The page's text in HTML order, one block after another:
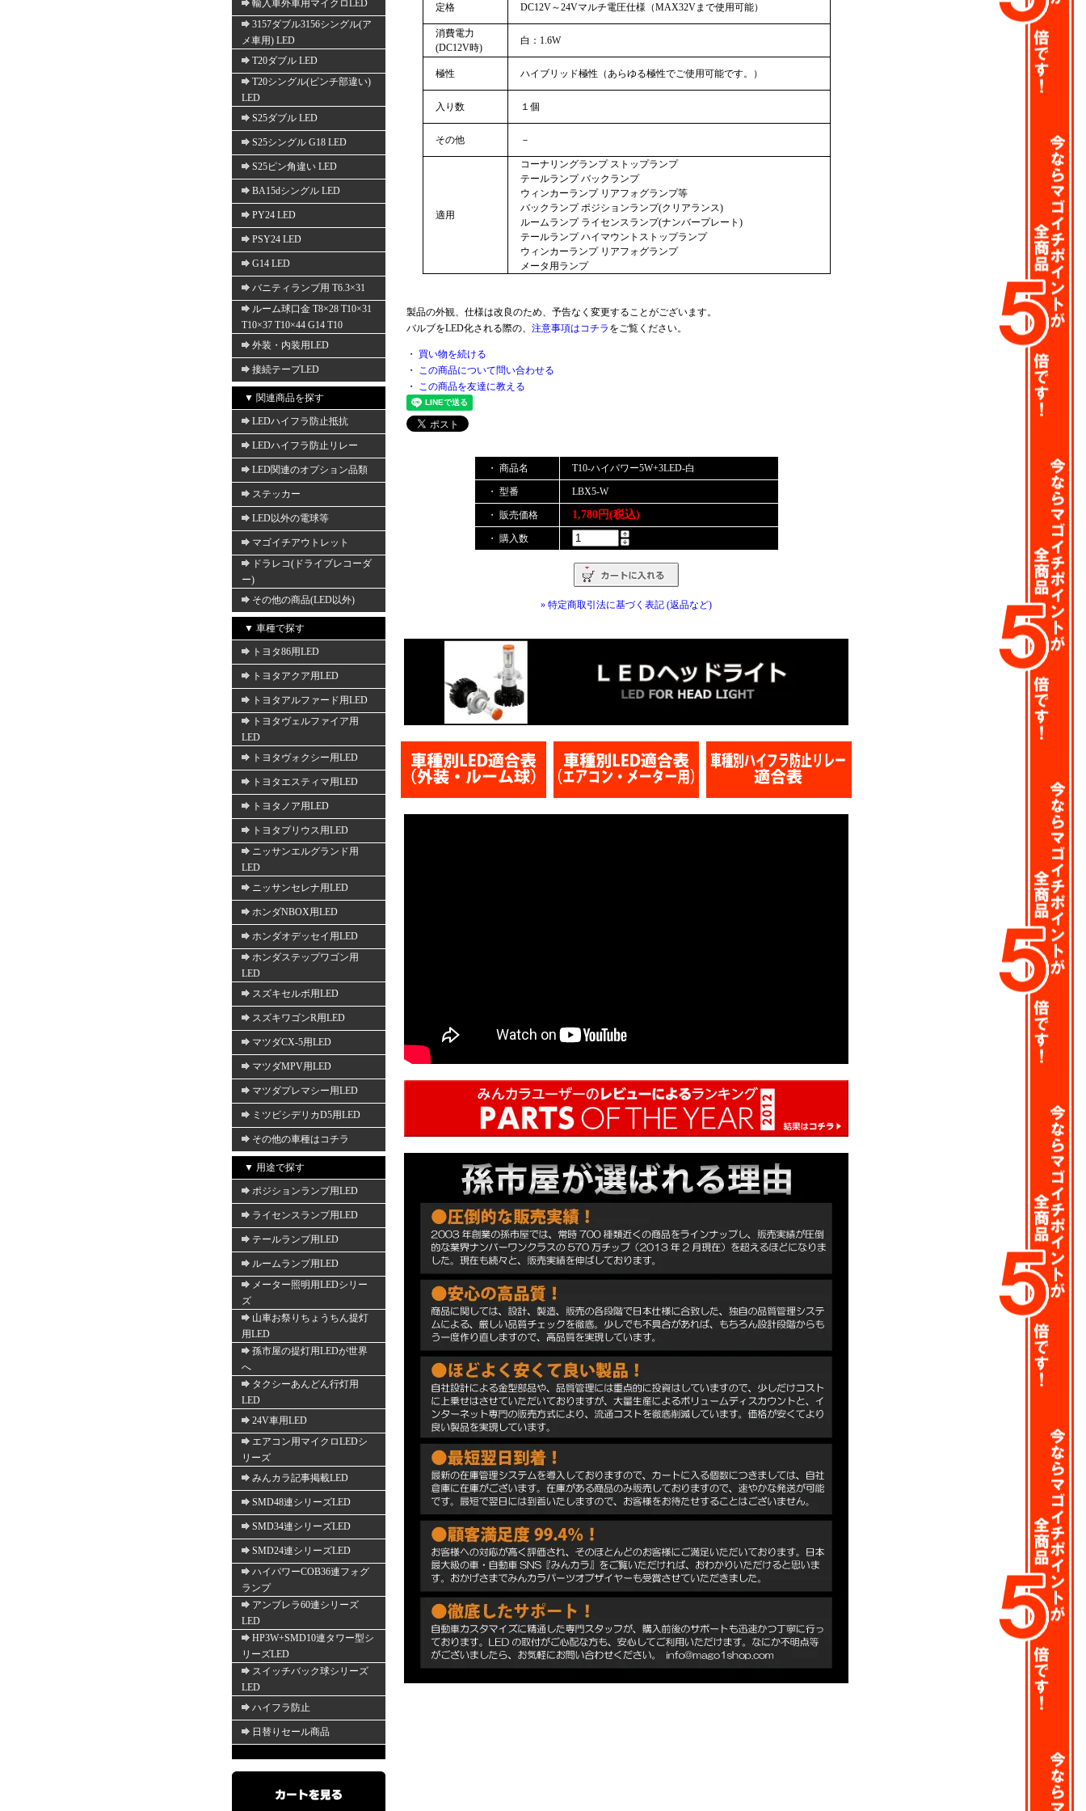
輸入車外車用マイクロLED
3157ダブル3156シングル(ア
メ車用) LED
T20ダブル LED
T20シングル(ピンチ部違い)
LED
S25ダブル LED
S25シングル G18 LED
S25ピン角違い LED
BA15dシングル LED
PY24 LED
PSY24 LED
G14 LED
バニティランプ用 T6.3×31
ルーム球口金 T8×28 T10×31
T10×37 T10×44 G14 T10
外装・内装用LED
接続テープLED
▼ 関連商品を探す
LEDハイフラ防止抵抗
LEDハイフラ防止リレー
LED関連のオプション品類
ステッカー
LED以外の電球等
マゴイチアウトレット
ドラレコ(ドライブレコーダ
ー)
その他の商品(LED以外)
▼ 車種で探す
トヨタ86用LED
トヨタアクア用LED
トヨタアルファード用LED
トヨタヴェルファイア用
LED
トヨタヴォクシー用LED
トヨタエスティマ用LED
トヨタノア用LED
トヨタプリウス用LED
ニッサンエルグランド用
LED
ニッサンセレナ用LED
ホンダNBOX用LED
ホンダオデッセイ用LED
ホンダステップワゴン用
LED
スズキセルボ用LED
スズキワゴンR用LED
マツダCX-5用LED
マツダMPV用LED
マツダプレマシー用LED
ミツビシデリカD5用LED
その他の車種はコチラ
▼ 用途で探す
ポジションランプ用LED
ライセンスランプ用LED
テールランプ用LED
ルームランプ用LED
メーター照明用LEDシリー
ズ
山車お祭りちょうちん提灯
用LED
孫市屋の提灯用LEDが世界
へ
タクシーあんどん行灯用
LED
24V車用LED
エアコン用マイクロLEDシ
リーズ
みんカラ記事掲載LED
SMD48連シリーズLED
SMD34連シリーズLED
SMD24連シリーズLED
ハイパワーCOB36連フォグ
ランプ
アンブレラ60連シリーズ
LED
HP3W+SMD10連タワー型シ
リーズLED
スイッチバック球シリーズ
LED
ハイフラ防止
日替りセール商品
定格 DC12V～24Vマルチ電圧仕様（MAX32Vまで使用可能）
消費電力
(DC12V時)
白：1.6W
極性 ハイブリッド極性（あらゆる極性でご使用可能です。）
入り数 １個
その他 －
適用
コーナリングランプ ストップランプ
テールランプ バックランプ
ウィンカーランプ リアフォグランプ等
バックランプ ポジションランプ(クリアランス)
ルームランプ ライセンスランプ(ナンバープレート)
テールランプ ハイマウントストップランプ
ウィンカーランプ リアフォグランプ
メータ用ランプ
製品の外観、仕様は改良のため、予告なく変更することがございます。
バルブをLED化される際の、 注意事項はコチラ をご覧ください。
・ 買い物を続ける
・ この商品について問い合わせる
・ この商品を友達に教える
・ 商品名 T10-ハイパワー5W+3LED-白
・ 型番 LBX5-W
・ 販売価格 1,780円(税込)
・ 購入数
» 特定商取引法に基づく表記 (返品など)